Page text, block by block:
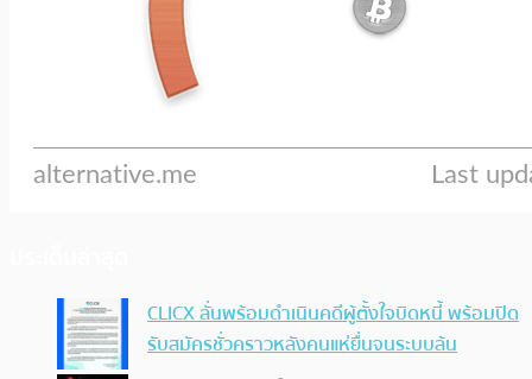
CLICX ลั่นพร้อมดำเนินคดีผู้ตั้งใจบิดหนี้ พร้อมปิด
รับสมัครชั่วคราวหลังคนแห่ยื่นจนระบบล้น